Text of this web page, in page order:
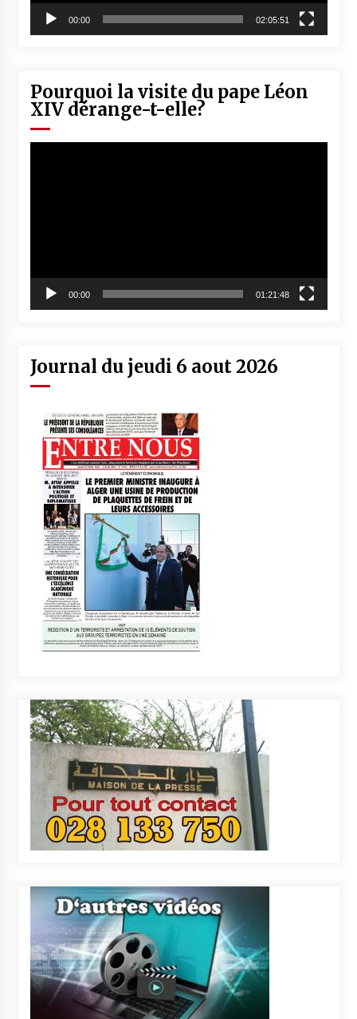
00:00 02:05:51
Pourquoi la visite du pape Léon
XIV dérange-t-elle?
00:00 01:21:48
Journal du jeudi 6 aout 2026